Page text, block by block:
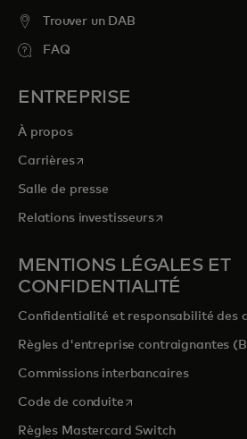
Trouver un DAB
FAQ
ENTREPRISE
À propos
Carrièress’ouvre dans un nouvel onglet
Salle de presse
Relations investisseurss’ouvre dans
MENTIONS LÉGALES ET
CONFIDENTIALITÉ
Confidentialité et responsabilité des
Règles d'entreprise contraignantes
Commissions interbancaires
Code de conduites’ouvre dans un
Règles Mastercard Switch